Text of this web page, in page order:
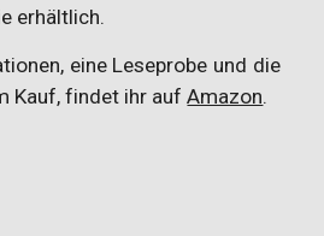
erhältlich.
eine Leseprobe und die
Kauf, findet ihr aufAmazon.